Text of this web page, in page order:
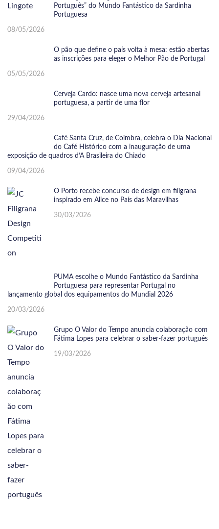
Português” do Mundo Fantástico da Sardinha
Portuguesa
08/05/2026
O pão que define o país volta à mesa: estão abertas
as inscrições para eleger o Melhor Pão de Portugal
05/05/2026
Cerveja Cardo: nasce uma nova cerveja artesanal
portuguesa, a partir de uma flor
29/04/2026
Café Santa Cruz, de Coimbra, celebra o Dia Nacional
do Café Histórico com a inauguração de uma
exposição de quadros d’A Brasileira do Chiado
09/04/2026
O Porto recebe concurso de design em filigrana
inspirado em Alice no País das Maravilhas
30/03/2026
PUMA escolhe o Mundo Fantástico da Sardinha
Portuguesa para representar Portugal no
lançamento global dos equipamentos do Mundial 2026
20/03/2026
Grupo O Valor do Tempo anuncia colaboração com
Fátima Lopes para celebrar o saber-fazer português
19/03/2026